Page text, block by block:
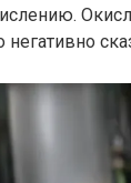
негативно